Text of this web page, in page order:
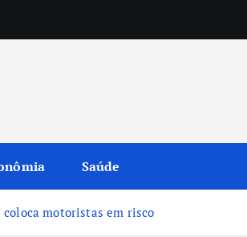
Saúde
coloca motoristas em risco